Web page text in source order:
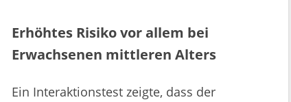
Erhöhtes Risiko vor allem bei
Erwachsenen mittleren Alters
Ein Interaktionstest zeigte, dass der